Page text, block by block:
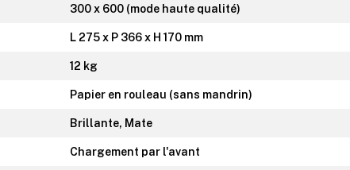
300 x 600 (mode haute qualité)
L 275 x P 366 x H 170 mm
12 kg
Papier en rouleau (sans mandrin)
Brillante, Mate
Chargement par l'avant